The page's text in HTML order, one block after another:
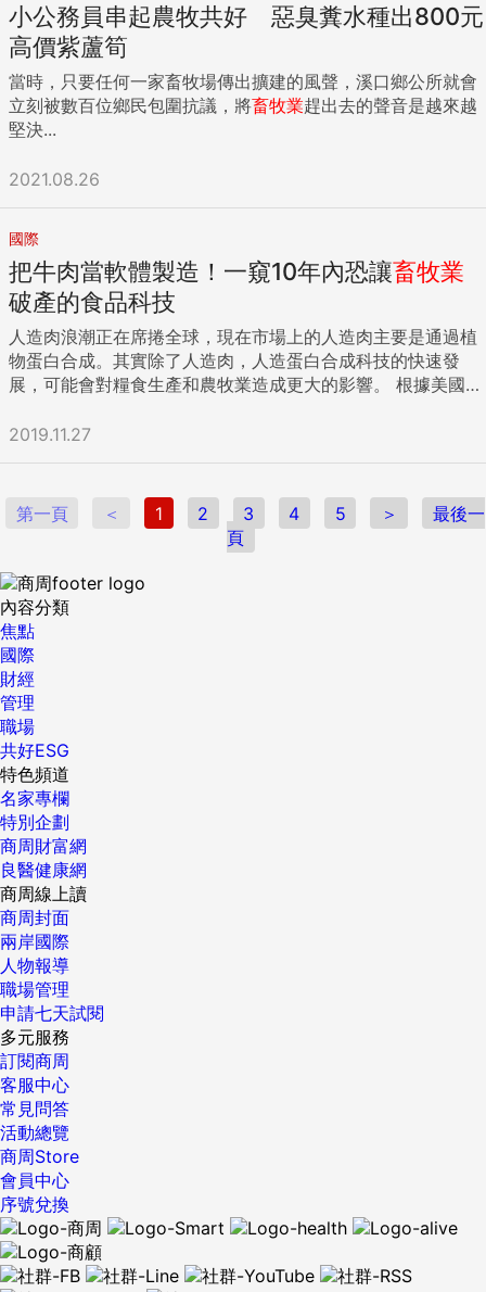
小公務員串起農牧共好 惡臭糞水種出800元
高價紫蘆筍
當時，只要任何一家畜牧場傳出擴建的風聲，溪口鄉公所就會
立刻被數百位鄉民包圍抗議，將畜牧業趕出去的聲音是越來越
堅決...
2021.08.26
國際
把牛肉當軟體製造！一窺10年內恐讓畜牧業
破產的食品科技
人造肉浪潮正在席捲全球，現在市場上的人造肉主要是通過植
物蛋白合成。其實除了人造肉，人造蛋白合成科技的快速發
展，可能會對糧食生產和農牧業造成更大的影響。 根據美國獨
價格將比現在的動物蛋白便宜5倍，到2035年能便宜10倍，達
加方便，並且種類難以想像的豐富，這意味著未來人造蛋白有
望取代傳統農牧業，成為人們獲取蛋白質的主要來源。 這樣的
未來之所以可能實現，得益於快速發展的精密生物學。這項科
技人們可以對微生物進行程式設計，來生產幾乎任何複雜的有
機分子。 這種生物科技與食物生產結合的模式，報告將其稱之
為「食物即軟體」（Food-as-Software），先由科學家設計
單個分子並上傳資料庫，世界各地的食品工程師就能像設計軟
體一樣來設計不同的食物。 在這種模式下，食物能像軟體一樣
快速反覆運算。而且每個新版本都會比上一代更加便宜。生產
系統去中心化，在不同的環境中都能生產蛋白質，比傳統農牧
業更具靈活性，對氣候地理環境的要求也沒這麼高。 報告指
出，比傳統農牧業相比，這種食品生產模式能將土地利用率提
高100倍，原料利用率提高10至25倍，時間效率提高20倍，節
水效率提高10倍，同時產生的廢物量也大大减少。 可見這項科
技大規模應用後，首當其衝的就是農牧業。Rethink X預測到
2030年，美國乳牛數量將下降50%，讓這些年不景氣的奶牛
養殖業雪上加霜。 不久前美國最大的乳業公司Dean Foods申
請破產保護，在此之前Dean Foods已經連續5個季度虧損，負
債近10億美元。根據美國農業部的數據，1975年以來美國人均
牛奶消費量已下降超過40%。 Rethink X認為一旦現代食品科
技能提供一瓶牛奶的蛋白質（牛奶中乳蛋白含量只占3.3%），
整個牛奶產業鏈就會崩潰，這很有可能會在2030年發生。 這
項科技未來還可能改善人造肉的口感和味道，現時由植物蛋白
的製成的人造肉，但無法再現肌肉的纖維質感，以及當中的結
締組織，微生物程式設計或許能解决這個問題，而且成本也會
大幅降低。 人類馴化作物和動物已經過去一萬年，這些動植物
為我們的生存繁衍提供了最基本的保障，而現在我們可能即將
迎來人類史上糧食和農業生產方式的又一次大變革。 ＊本文由
「愛範兒」授權，原文：這個食品黑科技可能會讓農牧業在10
2019.11.27
第一頁 ＜ 1 2 3 4 5 ＞
最後一
頁
內容分類
焦點
國際
財經
管理
職場
共好ESG
特色頻道
名家專欄
特別企劃
商周財富網
良醫健康網
商周線上讀
商周封面
兩岸國際
人物報導
職場管理
申請七天試閱
多元服務
訂閱商周
客服中心
常見問答
活動總覽
商周Store
會員中心
序號兌換